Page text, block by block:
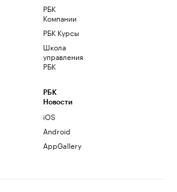
РБК
Компании
РБК Курсы
Школа
управления
РБК
РБК
Новости
iOS
Android
AppGallery